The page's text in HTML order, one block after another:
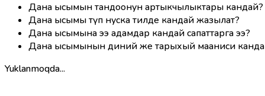
Дана ысымын тандоонун артыкчылыктары кандай?
Дана ысымы түп нуска тилде кандай жазылат?
Дана ысымына ээ адамдар кандай сапаттарга ээ?
Дана ысымынын диний же тарыхый мааниси
Yuklanmoqda...